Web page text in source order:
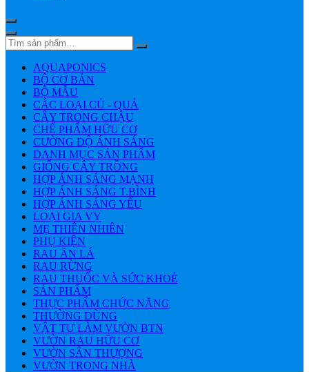
AQUAPONICS
BỘ CƠ BẢN
BỘ MẪU
CÁC LOẠI CỦ - QUẢ
CÂY TRONG CHẬU
CHẾ PHẨM HỮU CƠ
CƯỜNG ĐỘ ÁNH SÁNG
DANH MỤC SẢN PHẨM
GIỐNG CÂY TRỒNG
HỢP ÁNH SÁNG MẠNH
HỢP ÁNH SÁNG T.BÌNH
HỢP ÁNH SÁNG YẾU
LOẠI GIA VỴ
MẸ THIÊN NHIÊN
PHỤ KIỆN
RAU ĂN LÁ
RAU RỪNG
RAU THUỐC VÀ SỨC KHOẺ
SẢN PHẨM
THỰC PHẨM CHỨC NĂNG
THƯỜNG DÙNG
VẬT TƯ LÀM VƯỜN BTN
VƯỜN RAU HỮU CƠ
VƯỜN SÂN THƯỢNG
VƯỜN TRONG NHÀ